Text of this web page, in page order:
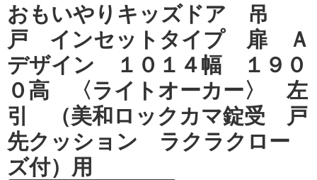
おもいやりキッズドア 吊
戸 インセットタイプ 扉 Ａ
デザイン １０１４幅 １９０
０高 〈ライトオーカー〉 左
引 （美和ロックカマ錠受 戸
先クッション ラクラクロー
ズ付）用